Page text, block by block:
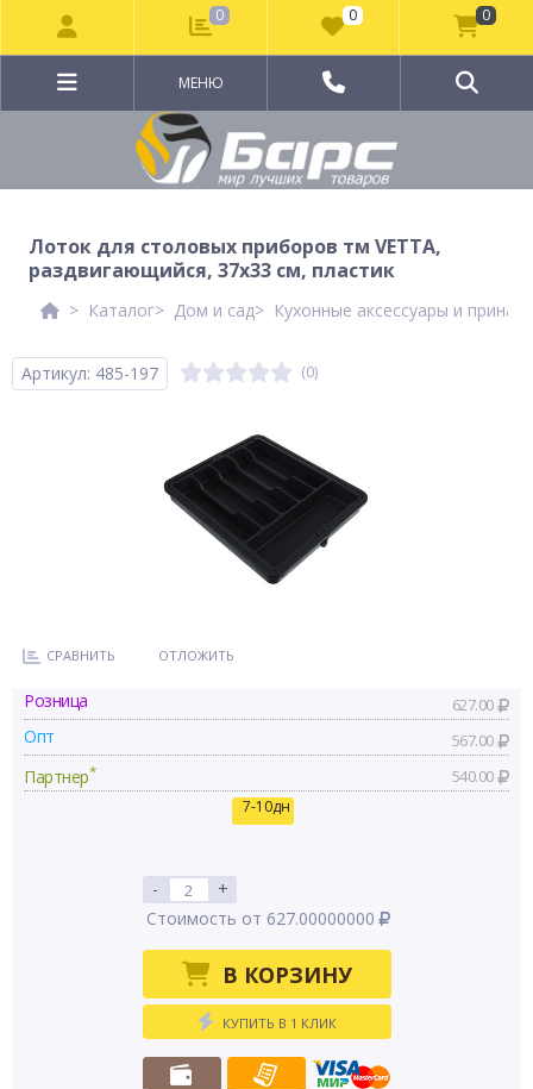
МЕНЮ
Лоток для столовых приборов тм VETTA,
раздвигающийся, 37х33 см, пластик
Каталог Дом и сад Кухонные аксессуары и
Артикул: 485-197 (0)
СРАВНИТЬ ОТЛОЖИТЬ
Розница 627.00
Опт 567.00
Партнер* 540.00
7-10дн
-
+
Стоимость от 627.00000000
В КОРЗИНУ
КУПИТЬ В 1 КЛИК
0 0 0